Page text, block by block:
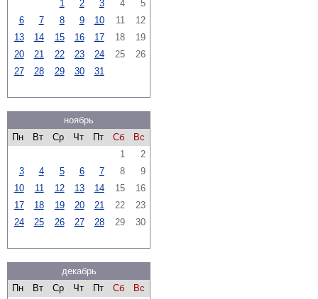
1 2 3 4
5
6
7 8 9 10 11
12
13
14 15 16 17 18
19
20
21 22 23 24 25
26
27
28 29 30 31
ноябрь
Пн
Вт Ср Чт Пт Сб
Вс
1
2
3
4 5 6 7 8
9
10
11 12 13 14 15
16
17
18 19 20 21 22
23
24
25 26 27 28 29 30
декабрь
Пн
Вт Ср Чт Пт Сб
Вс